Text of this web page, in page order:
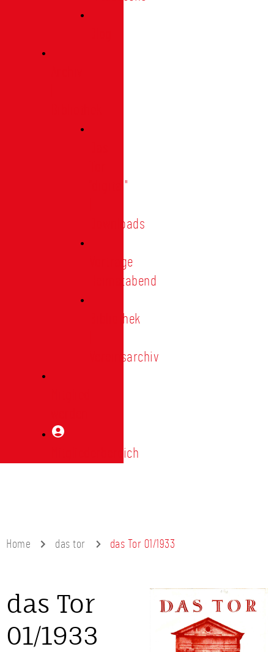
"digital"
Downloads
Vorträge
Heimatabend
Bibliothek
Vereinsarchiv
Mitgliederbereich
Home das tor das Tor 01/1933
das Tor
01/1933